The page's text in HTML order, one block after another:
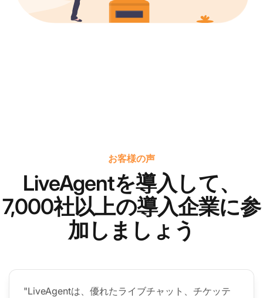
お客様の声
LiveAgentを導入して、
7,000社以上の導入企業に参
加しましょう
"LiveAgentは、優れたライブチャット、チケッテ